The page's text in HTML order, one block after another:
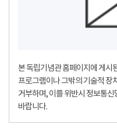
본 독립기념관 홈페이지에 게시
프로그램이나 그밖의 기술적 장
거부하며, 이를 위반시 정보통
바랍니다.